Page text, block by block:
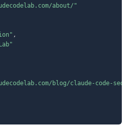
about/"
,
blog/claude-code-